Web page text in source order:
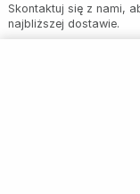
Skontaktuj się z nami,
najbliższej dostawie.